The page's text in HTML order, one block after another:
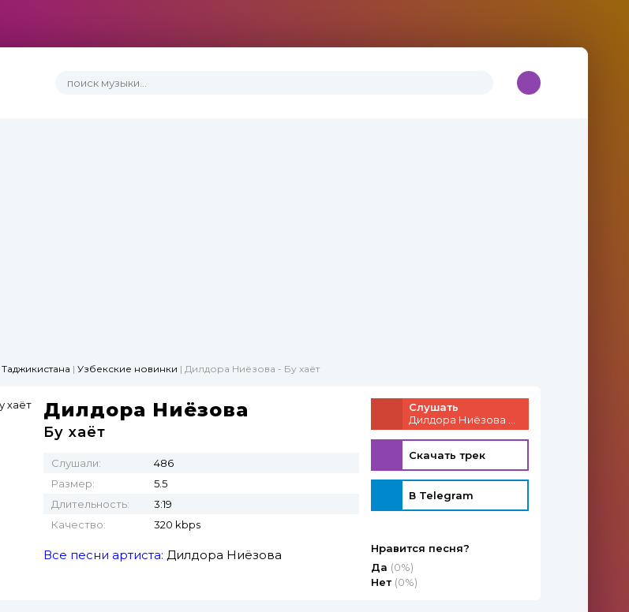
| Узбекские новинки | Дилдора Ниёзова - Бу хаёт
Дилдора Ниёзова
Бу хаёт
Слушали:
486
Размер:
5.5
Длительность:
3:19
Качество:
320 kbps
Все песни артиста: Дилдора Ниёзова
Слушать
Скачать трек
В Telegram
Нравится песня?
Да (0%)
Нет (0%)